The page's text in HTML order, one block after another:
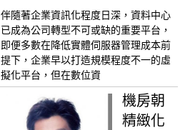
伴隨著企業資訊化程度日深，資料中心
已成為公司轉型不可或缺的重要平台，
即便多數在降低實體伺服器管理成本前
提下，企業早以打造規模程度不一的虛
擬化平台，但在數位資
機房朝
精緻化